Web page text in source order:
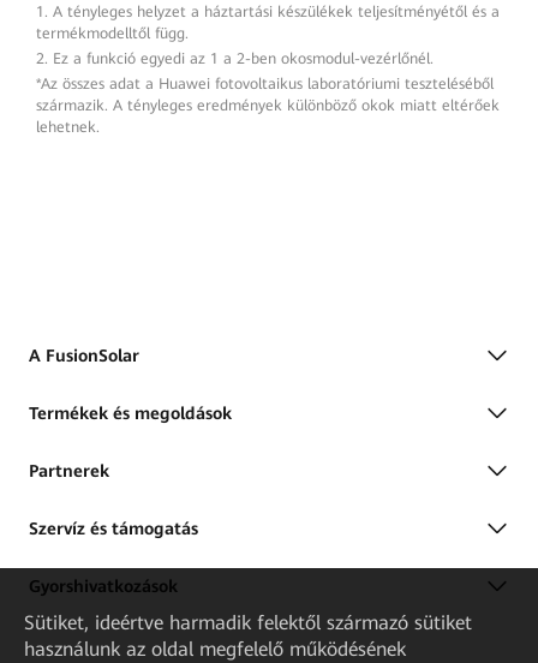
1. A tényleges helyzet a háztartási készülékek teljesítményétől és a
termékmodelltől függ.
2. Ez a funkció egyedi az 1 a 2-ben okosmodul-vezérlőnél.
*Az összes adat a Huawei fotovoltaikus laboratóriumi teszteléséből
származik. A tényleges eredmények különböző okok miatt eltérőek
lehetnek.
A FusionSolar
Termékek és megoldások
Partnerek
Szervíz és támogatás
Gyorshivatkozások
Sütiket, ideértve harmadik felektől származó sütiket
használunk az oldal megfelelő működésének